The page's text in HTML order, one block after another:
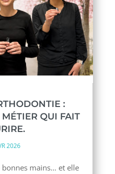
:
QUI FAIT
2026
bonnes mains… et elle